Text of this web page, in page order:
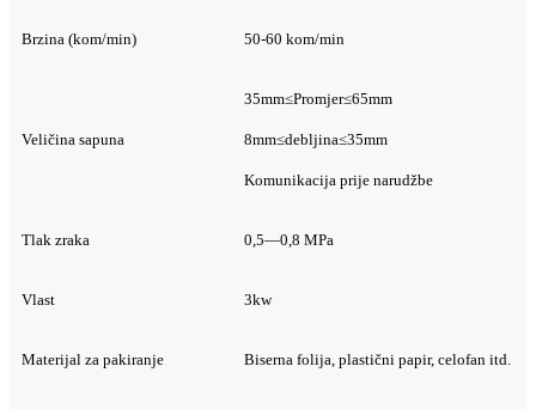
Brzina (kom/min) 50-60 kom/min
Veličina sapuna
35mm≤Promjer≤65mm
8mm≤debljina≤35mm
Komunikacija prije narudžbe
Tlak zraka 0,5—0,8 MPa
Vlast 3kw
Materijal za pakiranje Biserna folija, plastični papir, celofan itd.